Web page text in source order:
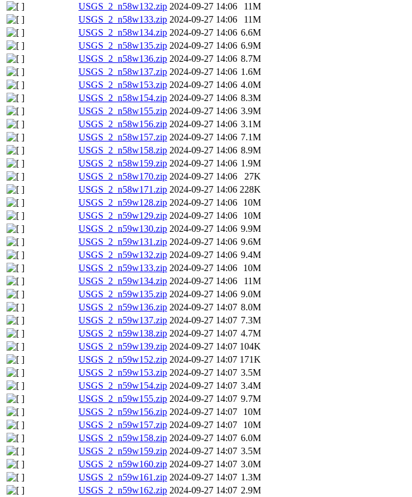
USGS_2_n58w132.zip 2024-09-27 14:06
11M
USGS_2_n58w133.zip 2024-09-27 14:06
11M
USGS_2_n58w134.zip 2024-09-27 14:06 6.6M
USGS_2_n58w135.zip 2024-09-27 14:06 6.9M
USGS_2_n58w136.zip 2024-09-27 14:06 8.7M
USGS_2_n58w137.zip 2024-09-27 14:06 1.6M
USGS_2_n58w153.zip 2024-09-27 14:06 4.0M
USGS_2_n58w154.zip 2024-09-27 14:06 8.3M
USGS_2_n58w155.zip 2024-09-27 14:06 3.9M
USGS_2_n58w156.zip 2024-09-27 14:06 3.1M
USGS_2_n58w157.zip 2024-09-27 14:06 7.1M
USGS_2_n58w158.zip 2024-09-27 14:06 8.9M
USGS_2_n58w159.zip 2024-09-27 14:06 1.9M
USGS_2_n58w170.zip 2024-09-27 14:06
27K
USGS_2_n58w171.zip 2024-09-27 14:06 228K
USGS_2_n59w128.zip 2024-09-27 14:06
10M
USGS_2_n59w129.zip 2024-09-27 14:06
10M
USGS_2_n59w130.zip 2024-09-27 14:06 9.9M
USGS_2_n59w131.zip 2024-09-27 14:06 9.6M
USGS_2_n59w132.zip 2024-09-27 14:06 9.4M
USGS_2_n59w133.zip 2024-09-27 14:06
10M
USGS_2_n59w134.zip 2024-09-27 14:06
11M
USGS_2_n59w135.zip 2024-09-27 14:06 9.0M
USGS_2_n59w136.zip 2024-09-27 14:07 8.0M
USGS_2_n59w137.zip 2024-09-27 14:07 7.3M
USGS_2_n59w138.zip 2024-09-27 14:07 4.7M
USGS_2_n59w139.zip 2024-09-27 14:07 104K
USGS_2_n59w152.zip 2024-09-27 14:07 171K
USGS_2_n59w153.zip 2024-09-27 14:07 3.5M
USGS_2_n59w154.zip 2024-09-27 14:07 3.4M
USGS_2_n59w155.zip 2024-09-27 14:07 9.7M
USGS_2_n59w156.zip 2024-09-27 14:07
10M
USGS_2_n59w157.zip 2024-09-27 14:07
10M
USGS_2_n59w158.zip 2024-09-27 14:07 6.0M
USGS_2_n59w159.zip 2024-09-27 14:07 3.5M
USGS_2_n59w160.zip 2024-09-27 14:07 3.0M
USGS_2_n59w161.zip 2024-09-27 14:07 1.3M
USGS_2_n59w162.zip 2024-09-27 14:07 2.9M